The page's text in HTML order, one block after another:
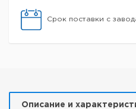
Срок поставки с
Описание и